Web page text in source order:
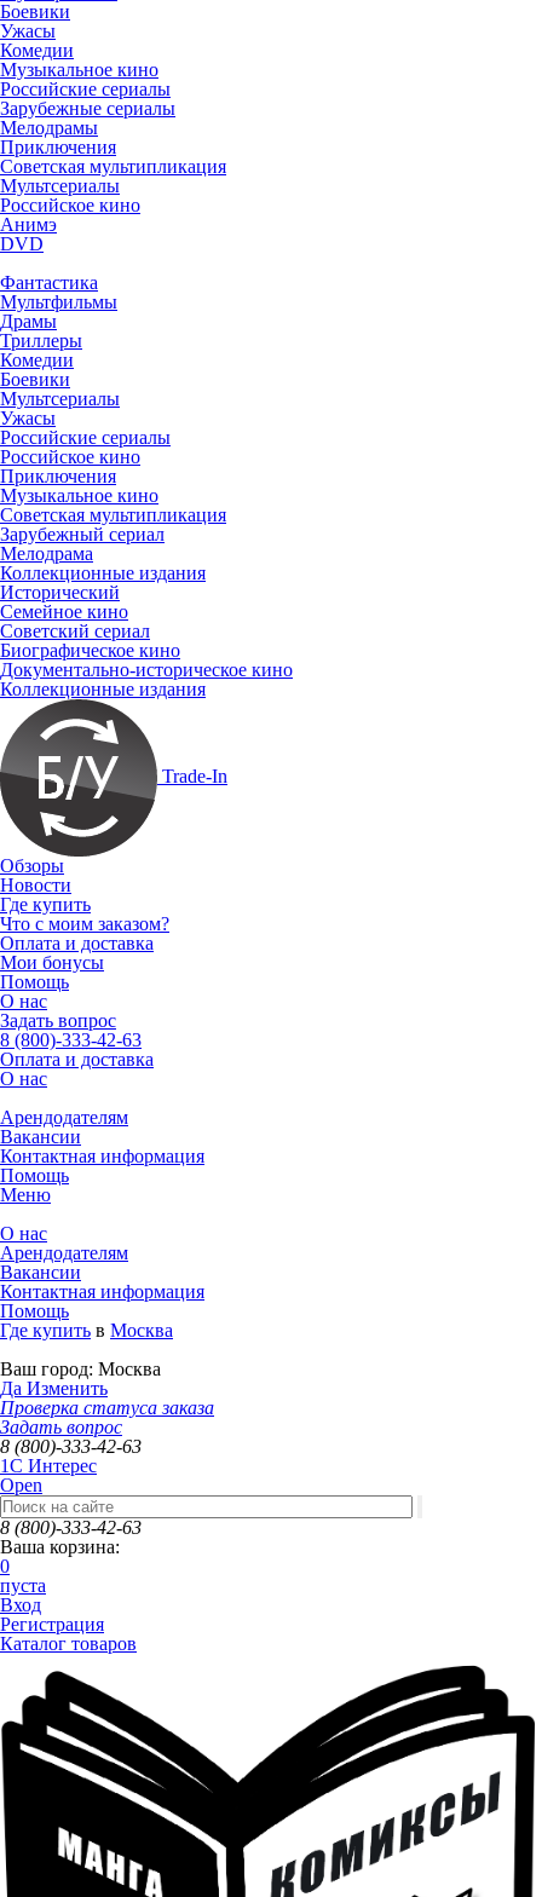
Боевики
Ужасы
Комедии
Музыкальное кино
Российские сериалы
Зарубежные сериалы
Мелодрамы
Приключения
Советская мультипликация
Мультсериалы
Российское кино
Анимэ
DVD
Фантастика
Мультфильмы
Драмы
Триллеры
Комедии
Боевики
Мультсериалы
Ужасы
Российские сериалы
Российское кино
Приключения
Музыкальное кино
Советская мультипликация
Зарубежный сериал
Мелодрама
Коллекционные издания
Исторический
Семейное кино
Советский сериал
Биографическое кино
Документально-историческое кино
Коллекционные издания
Trade-In
Обзоры
Новости
Где купить
Что с моим заказом?
Оплата и доставка
Мои бонусы
Помощь
О нас
Задать вопрос
8 (800)-333-42-63
Оплата и доставка
О нас
Арендодателям
Вакансии
Контактная информация
Помощь
Меню
О нас
Арендодателям
Вакансии
Контактная информация
Помощь
Где купить в Москва
Ваш город: Москва
Да Изменить
Проверка статуса заказа
Задать вопрос
8 (800)-333-42-63
1C Интерес
Open
8 (800)-333-42-63
Ваша корзина:
0
пуста
Вход
Регистрация
Каталог товаров